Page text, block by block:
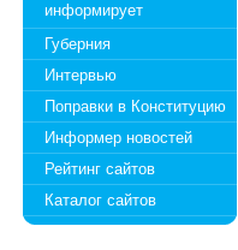
информирует
Губерния
Интервью
Поправки в Конституцию
Информер новостей
Рейтинг сайтов
Каталог сайтов